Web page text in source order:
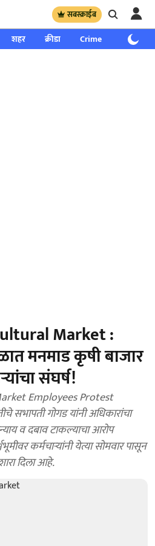
सबस्क्राईब
शहर क्रीडा Crime साप्ताहिक
Market :
मनमाड कृषी बाजार
संघर्ष!
Employees Protest
गोगड यांनी अधिकारांचा
व दबाव टाकल्याचा आरोप
कर्मचाऱ्यांनी येत्या सोमवार पासून
दिला आहे.